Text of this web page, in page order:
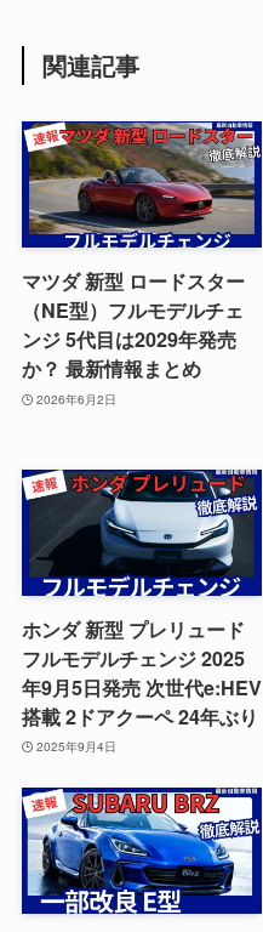
関連記事
マツダ 新型 ロードスター
（NE型）フルモデルチェ
ンジ 5代目は2029年発売
か？ 最新情報まとめ
2026年6月2日
ホンダ 新型 プレリュード
フルモデルチェンジ 2025
年9月5日発売 次世代e:HEV
搭載 2ドアクーペ 24年ぶり
2025年9月4日